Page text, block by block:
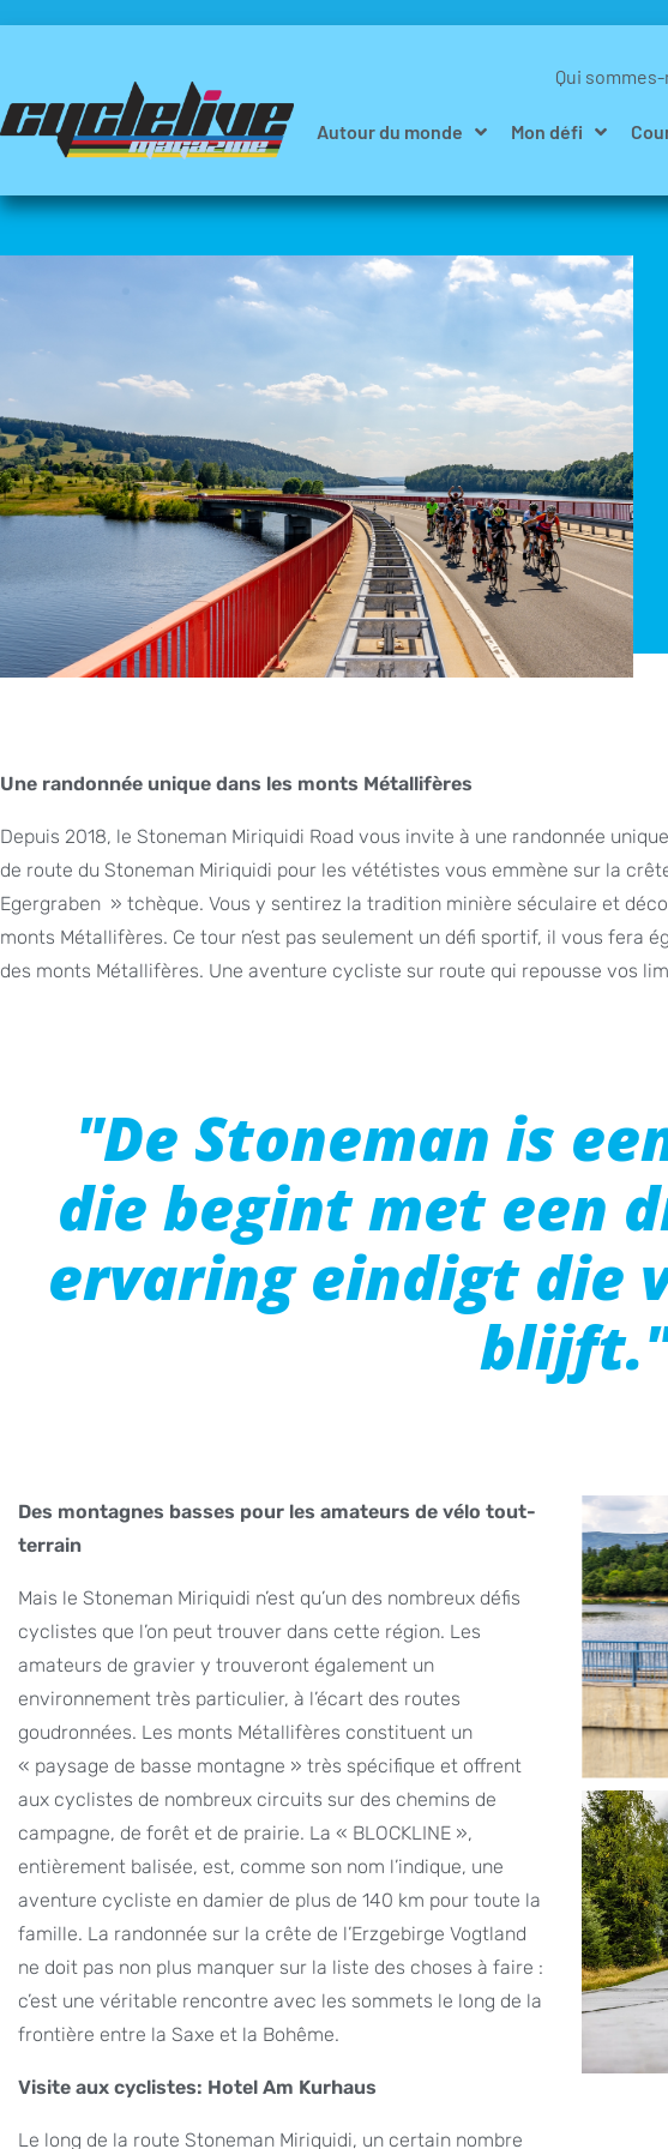
Qui
Autour du monde
Mon défi
Une randonnée unique dans les monts Métallifères
Depuis 2018, le Stoneman Miriquidi Road vous invite à une randonnée
de route du Stoneman Miriquidi pour les vététistes vous emmène sur la
Egergraben » tchèque. Vous y sentirez la tradition minière séculaire et
monts Métallifères. Ce tour n’est pas seulement un défi sportif, il vous fera
des monts Métallifères. Une aventure cycliste sur route qui repousse vos
"De Stoneman is
die begint met een
ervaring eindigt die
Des montagnes basses pour les amateurs de vélo tout-
terrain
Mais le Stoneman Miriquidi n’est qu’un des nombreux défis
cyclistes que l’on peut trouver dans cette région. Les
amateurs de gravier y trouveront également un
environnement très particulier, à l’écart des routes
goudronnées. Les monts Métallifères constituent un
« paysage de basse montagne » très spécifique et offrent
aux cyclistes de nombreux circuits sur des chemins de
campagne, de forêt et de prairie. La « BLOCKLINE »,
entièrement balisée, est, comme son nom l’indique, une
aventure cycliste en damier de plus de 140 km pour toute la
famille. La randonnée sur la crête de l’Erzgebirge Vogtland
ne doit pas non plus manquer sur la liste des choses à faire :
c’est une véritable rencontre avec les sommets le long de la
frontière entre la Saxe et la Bohême.
Visite aux cyclistes: Hotel Am Kurhaus
Le long de la route Stoneman Miriquidi, un certain nombre